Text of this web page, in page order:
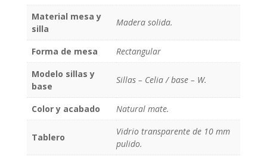
Material mesa y
silla
Madera solida.
Forma de mesa
Rectangular
Modelo sillas y
base
Sillas – Celia / base – W.
Color y acabado Natural mate.
Tablero
Vidrio transparente de 10 mm
pulido.